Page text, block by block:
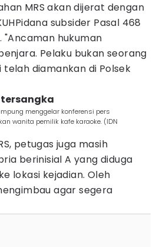
MRS akan dijerat dengan
subsider Pasal 468
"Ancaman hukuman
Pelaku bukan seorang
telah diamankan di Polsek
tersangka
menggelar konferensi pers
wanita pemilik kafe karaoke. (IDN
petugas juga masih
berinisial A yang diduga
lokasi kejadian. Oleh
agar segera